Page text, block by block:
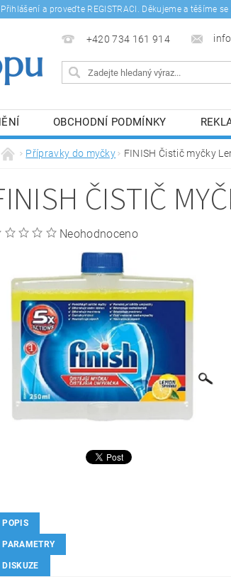
a proveďte REGISTRACI. Děkujeme a těšíme se
+420 734 161 914
OBCHODNÍ PODMÍNKY
SOUHLASÍM SE ZPRACOVÁNÍM OSOBNÍCH
Přípravky do myčky FINISH Čistič myčky
ČISTIČ
Neohodnoceno
POPIS
PARAMETRY
DISKUZE